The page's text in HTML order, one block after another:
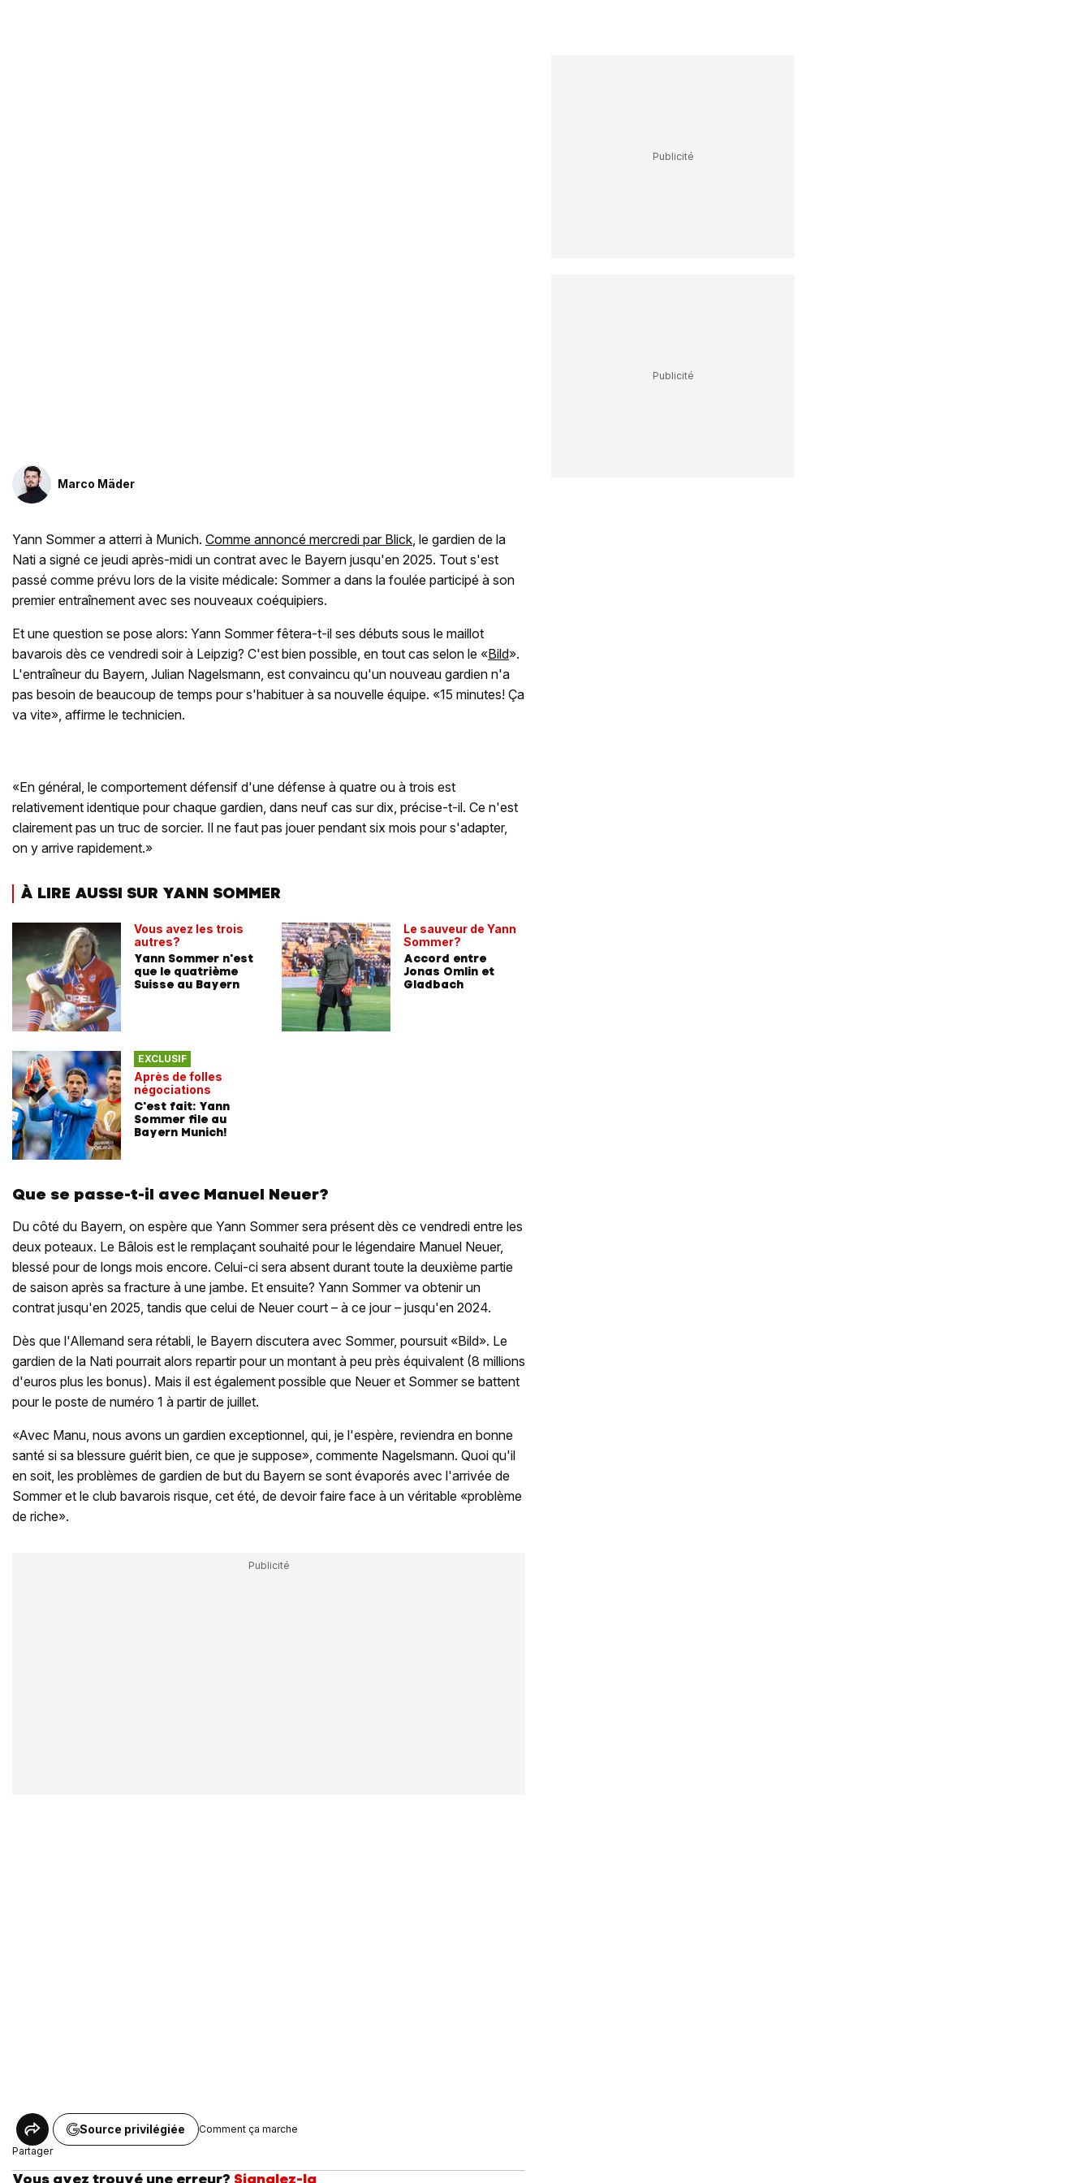
Marco Mäder
Yann Sommer a atterri à Munich. Comme annoncé mercredi par Blick, le gardien de la
Nati a signé ce jeudi après-midi un contrat avec le Bayern jusqu'en 2025. Tout s'est
passé comme prévu lors de la visite médicale: Sommer a dans la foulée participé à son
premier entraînement avec ses nouveaux coéquipiers.
Et une question se pose alors: Yann Sommer fêtera-t-il ses débuts sous le maillot
bavarois dès ce vendredi soir à Leipzig? C'est bien possible, en tout cas selon le «Bild».
L'entraîneur du Bayern, Julian Nagelsmann, est convaincu qu'un nouveau gardien n'a
pas besoin de beaucoup de temps pour s'habituer à sa nouvelle équipe. «15 minutes! Ça
va vite», affirme le technicien.
«En général, le comportement défensif d'une défense à quatre ou à trois est
relativement identique pour chaque gardien, dans neuf cas sur dix, précise-t-il. Ce n'est
clairement pas un truc de sorcier. Il ne faut pas jouer pendant six mois pour s'adapter,
on y arrive rapidement.»
À LIRE AUSSI SUR YANN SOMMER
Vous avez les trois
autres?
Yann Sommer n'est
que le quatrième
Suisse au Bayern
EXCLUSIF
Après de folles
négociations
C'est fait: Yann
Sommer file au
Bayern Munich!
Le sauveur de Yann
Sommer?
Accord entre
Jonas Omlin et
Gladbach
Que se passe-t-il avec Manuel Neuer?
Du côté du Bayern, on espère que Yann Sommer sera présent dès ce vendredi entre les
deux poteaux. Le Bâlois est le remplaçant souhaité pour le légendaire Manuel Neuer,
blessé pour de longs mois encore. Celui-ci sera absent durant toute la deuxième partie
de saison après sa fracture à une jambe. Et ensuite? Yann Sommer va obtenir un
contrat jusqu'en 2025, tandis que celui de Neuer court – à ce jour – jusqu'en 2024.
Dès que l'Allemand sera rétabli, le Bayern discutera avec Sommer, poursuit «Bild». Le
gardien de la Nati pourrait alors repartir pour un montant à peu près équivalent (8 millions
d'euros plus les bonus). Mais il est également possible que Neuer et Sommer se battent
pour le poste de numéro 1 à partir de juillet.
«Avec Manu, nous avons un gardien exceptionnel, qui, je l'espère, reviendra en bonne
santé si sa blessure guérit bien, ce que je suppose», commente Nagelsmann. Quoi qu'il
en soit, les problèmes de gardien de but du Bayern se sont évaporés avec l'arrivée de
Sommer et le club bavarois risque, cet été, de devoir faire face à un véritable «problème
de riche».
Partager
Source privilégiée Comment ça marche
Vous avez trouvé une erreur? Signalez-la